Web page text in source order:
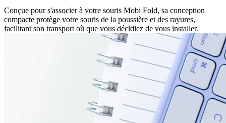
Conçue pour s'associer à votre souris Mobi Fold, sa conception
compacte protège votre souris de la poussière et des rayures,
facilitant son transport où que vous décidiez de vous installer.